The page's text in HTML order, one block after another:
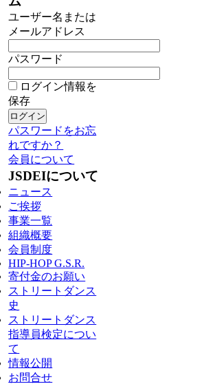
ユーザー名または
メールアドレス
パスワード
ログイン情報を
保存
パスワードをお忘
れですか？
会員について
JSDEIについて
ニュース
ご挨拶
事業一覧
組織概要
会員制度
HIP-HOP G.S.R.
寄付金のお願い
ストリートダンス
史
ストリートダンス
指導員検定につい
て
情報公開
お問合せ